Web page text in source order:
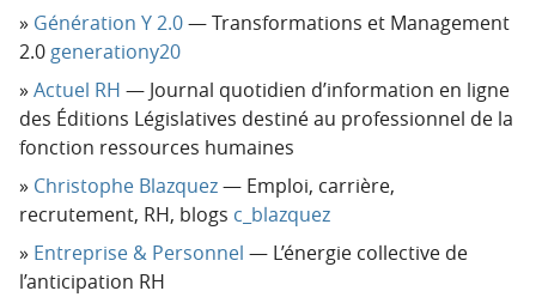
Génération Y 2.0— Transformations et Management
2.0generationy20
Actuel RH — Journal quotidien d’information en ligne
des Éditions Législatives destiné au professionnel de la
fonction ressources humaines
Christophe Blazquez— Emploi, carrière,
recrutement, RH, blogs c_blazquez
Entreprise & Personnel — L’énergie collective de
l’anticipation RH